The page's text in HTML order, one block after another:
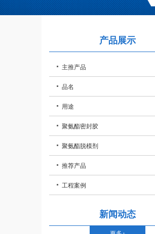
产品展示
主推产品
- 聚氨酯黑白料
- 双组份聚氨酯
品名
- 聚氨酯密封发泡胶
- 免钉胶
- 聚氨酯清洗剂
- 聚氨酯发泡胶
- 聚氨酯发泡剂
- 聚氨酯发泡料
用途
- 晶钢门钢木门
- 仿真人体模特
- 皮雕填充
- 门窗安装填缝
- 冰箱冰柜冷库
聚氨酯密封胶
聚氨酯脱模剂
推荐产品
工程案例
新闻动态